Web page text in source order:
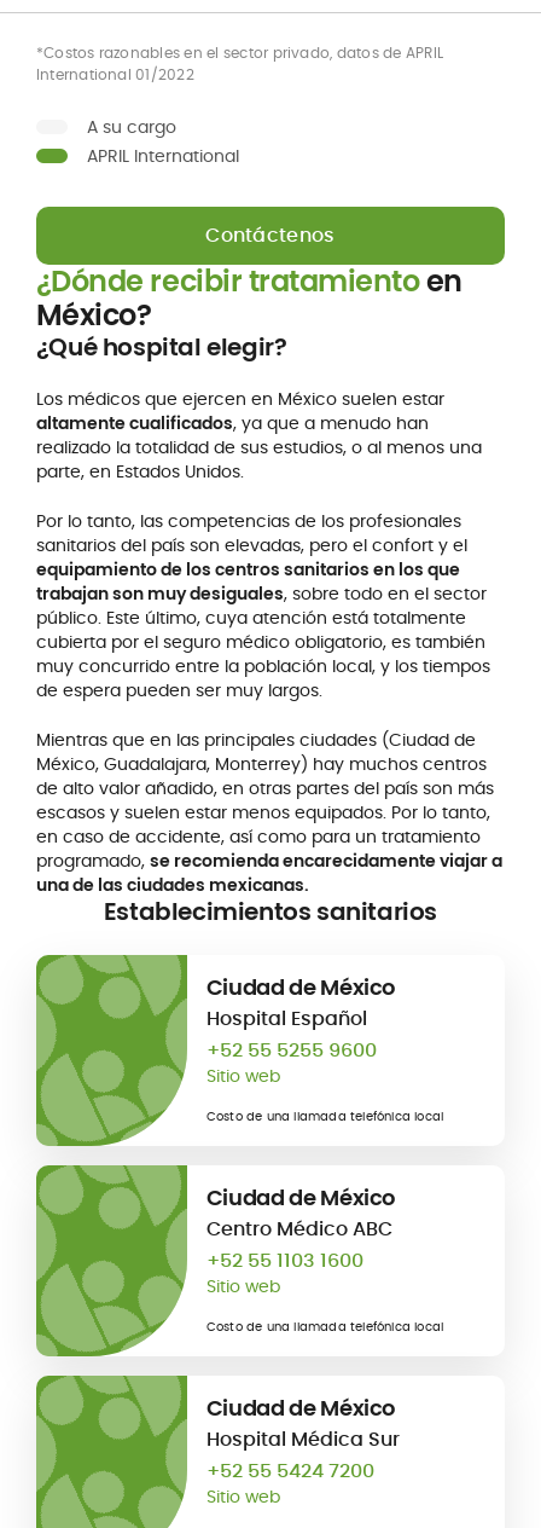
*Costos razonables en el sector privado, datos de APRIL
International 01/2022
A su cargo
APRIL International
Contáctenos
¿Dónde recibir tratamientoen
México?
¿Qué hospital elegir?
Los médicos que ejercen en México suelen estar
altamente cualificados, ya que a menudo han
realizado la totalidad de sus estudios, o al menos una
parte, en Estados Unidos.
Por lo tanto, las competencias de los profesionales
sanitarios del país son elevadas, pero el confort y el
equipamiento de los centros sanitarios en los que
trabajan son muy desiguales, sobre todo en el sector
público. Este último, cuya atención está totalmente
cubierta por el seguro médico obligatorio, es también
muy concurrido entre la población local, y los tiempos
de espera pueden ser muy largos.
Mientras que en las principales ciudades (Ciudad de
México, Guadalajara, Monterrey) hay muchos centros
de alto valor añadido, en otras partes del país son más
escasos y suelen estar menos equipados. Por lo tanto,
en caso de accidente, así como para un tratamiento
programado, se recomienda encarecidamente viajar a
una de las ciudades mexicanas.
Establecimientos sanitarios
Ciudad de México
Hospital Español
+52 55 5255 9600
Sitio web
Costo de una llamada telefónica local
Ciudad de México
Centro Médico ABC
+52 55 1103 1600
Sitio web
Costo de una llamada telefónica local
Ciudad de México
Hospital Médica Sur
+52 55 5424 7200
Sitio web